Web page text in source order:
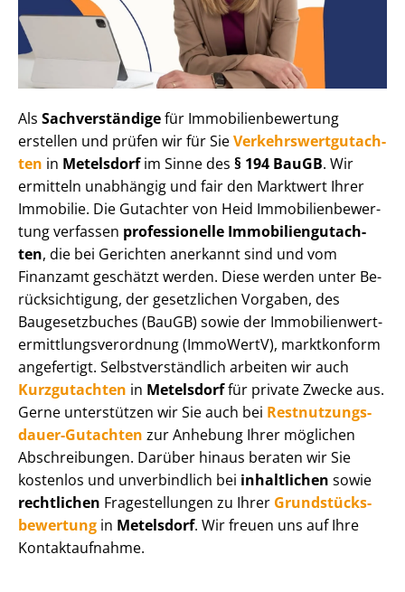
Als Sachverständigefür Im­mo­bi­li­en­be­wer­tung
erstellen und prüfen wir für SieVer­kehrs­wert­gut­ach­
ten in Metelsdorfim Sinne des § 194 BauGB. Wir
ermitteln unabhängig und fair den Marktwert Ihrer
Immobilie. Die Gutachter von Heid Im­mo­bi­li­en­be­wer­
tung verfassen professionelle Im­mo­bi­li­en­gut­ach­
ten, die bei Gerichten anerkannt sind und vom
Finanzamt geschätzt werden. Diese werden unter Be­
rück­sich­ti­gung, der gesetzlichen Vorgaben, des
Baugesetzbuches (BauGB) sowie der Im­mo­bi­li­en­wert­
ermitt­lungs­ver­ord­nung (ImmoWertV), marktkonform
angefertigt. Selbst­ver­ständ­lich arbeiten wir auch
Kurzgutachten in Metelsdorffür private Zwecke aus.
Gerne unterstützen wir Sie auch bei Rest­nut­zungs­
dau­er-Gutachten zur Anhebung Ihrer möglichen
Abschreibungen. Darüber hinaus beraten wir Sie
kostenlos und unverbindlich bei inhaltlichen sowie
rechtlichen Fragestellungen zu Ihrer Grund­stücks­
be­wer­tung in Metelsdorf. Wir freuen uns auf Ihre
Kontaktaufnahme.